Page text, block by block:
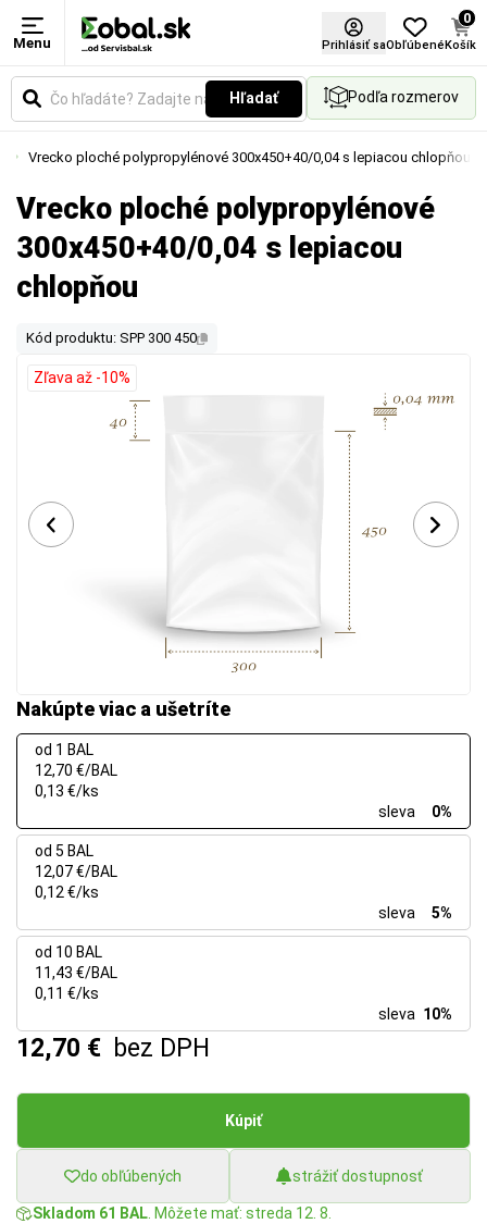
Menu Prihlásiť saObľúbené
0
Košík
Hľadať Podľa rozmerov
Vrecko ploché polypropylénové 300x450+40/0,04 s lepiacou chlopňou
Vrecko ploché polypropylénové
300x450+40/0,04 s lepiacou
chlopňou
Kód produktu: SPP 300 450
Nakúpte viac a ušetríte
od 1 BAL
12,70 €/BAL
0,13 €/ks
sleva
0%
od 5 BAL
12,07 €/BAL
0,12 €/ks
sleva
5%
od 10 BAL
11,43 €/BAL
0,11 €/ks
sleva 10%
12,70 € bez DPH
Kúpiť
do obľúbených strážiť dostupnosť
Skladom 61 BAL . Môžete mať: streda 12. 8.
Zľava až -10%